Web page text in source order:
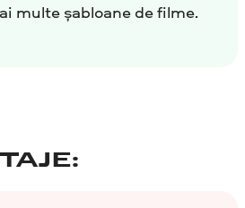
multe șabloane de filme.